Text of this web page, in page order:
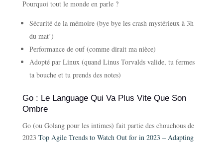
Pourquoi tout le monde en parle ?
Sécurité de la mémoire (bye bye les crash mystérieux à 3h
du mat’)
Performance de ouf (comme dirait ma nièce)
Adopté par Linux (quand Linus Torvalds valide, tu fermes
ta bouche et tu prends des notes)
Go : Le Language Qui Va Plus Vite Que Son
Ombre
Go (ou Golang pour les intimes) fait partie des chouchous de
2023 Top Agile Trends to Watch Out for in 2023 – Adapting